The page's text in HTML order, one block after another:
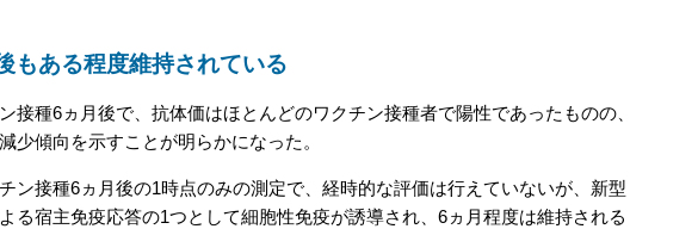
もある程度維持されている
接種6ヵ月後で、抗体価はほとんどのワクチン接種者で陽性であったものの、
少傾向を示すことが明らかになった。
ン接種6ヵ月後の1時点のみの測定で、経時的な評価は行えていないが、新型
る宿主免疫応答の1つとして細胞性免疫が誘導され、6ヵ月程度は維持される